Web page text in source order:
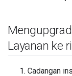
Layanan ke
Cadangan